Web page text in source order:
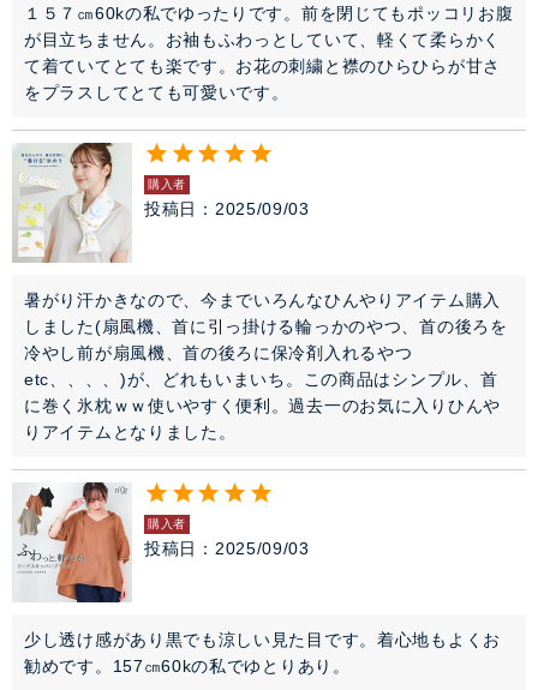
１５７㎝60kの私でゆったりです。前を閉じてもポッコリお腹
が目立ちません。お袖もふわっとしていて、軽くて柔らかく
て着ていてとても楽です。お花の刺繍と襟のひらひらが甘さ
をプラスしてとても可愛いです。
購入者
投稿日 2025/09/03
暑がり汗かきなので、今までいろんなひんやりアイテム購入
しました(扇風機、首に引っ掛ける輪っかのやつ、首の後ろを
冷やし前が扇風機、首の後ろに保冷剤入れるやつ
etc、、、、)が、どれもいまいち。この商品はシンプル、首
に巻く氷枕ｗｗ使いやすく便利。過去一のお気に入りひんや
りアイテムとなりました。
購入者
投稿日 2025/09/03
少し透け感があり黒でも涼しい見た目です。着心地もよくお
勧めです。157㎝60kの私でゆとりあり。